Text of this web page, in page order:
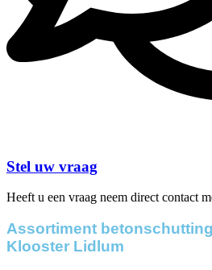
Stel uw vraag
Heeft u een vraag neem direct contact
Assortiment
Klooster Lidlum